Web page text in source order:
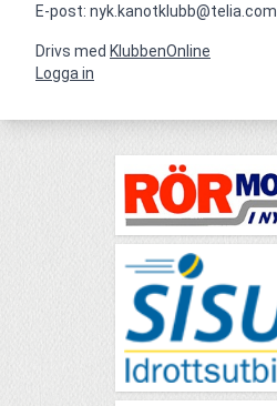
E-post: nyk.kanotklubb@telia.com
Drivs med KlubbenOnline
Logga in